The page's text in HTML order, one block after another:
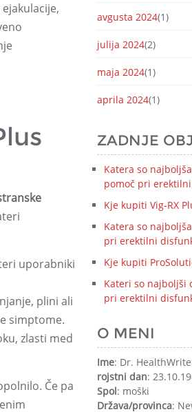
uporabniki
plini ali
simptome.
zlasti med
Če pa
avgusta 2024(1)
julija 2024(2)
maja 2024(1)
aprila 2024(1)
ZADNJE
Katera so
pomoč pri
Kje kupiti Vig-RX
Katera so
pri erektilni
Kje kupiti
Kateri so najboljši
pri erektilni
O MENI
Ime: Dr.
rojstni dan:
Spol: moški
Država/provinca: